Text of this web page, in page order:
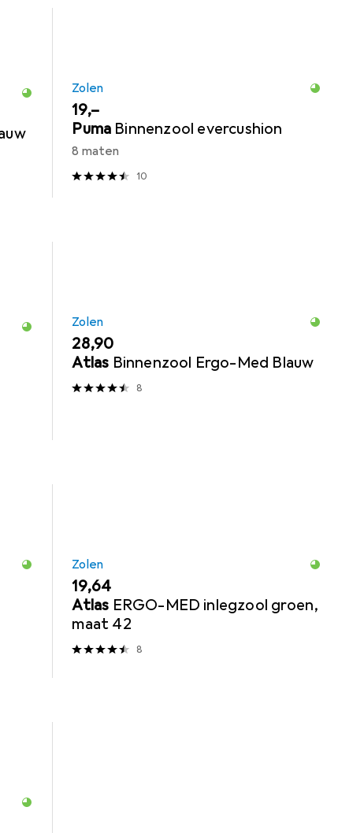
Zolen
EUR
19,–
Puma Binnenzool evercushion
8 maten
10
Zolen
EUR
28,90
Atlas Binnenzool Ergo-Med Blauw
8
Zolen
EUR
19,64
Atlas ERGO-MED inlegzool groen,
maat 42
8